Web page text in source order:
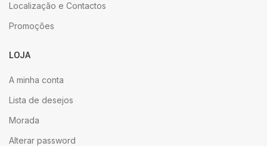
Localização e Contactos
Promoções
LOJA
A minha conta
Lista de desejos
Morada
Alterar password